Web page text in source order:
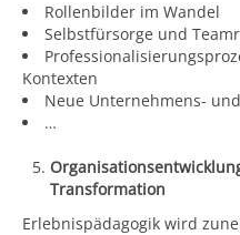
Rollenbilder im Wandel
Selbstfürsorge und
Kontexten
Neue Unternehmens-
…
Transformation
Erlebnispädagogik wird